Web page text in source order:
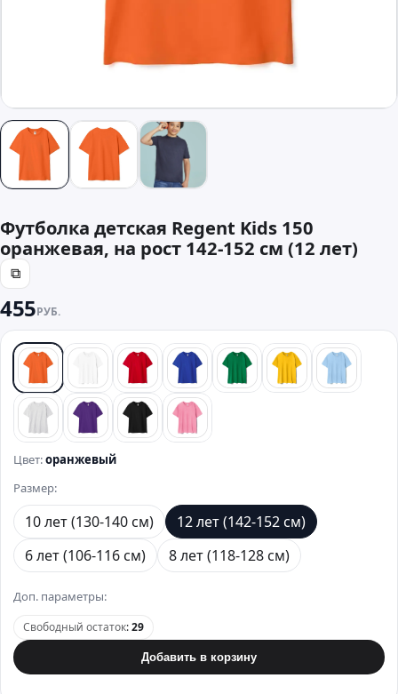
Футболка детская Regent Kids 150
оранжевая, на рост 142-152 см (12 лет)
⧉
455РУБ.
оранжевый
белый красныйсиний зеленыйжелтыйголубой
светлый меланж
фиолетовый
черныйрозовый
Цвет:оранжевый
Размер:
10 лет (130-140 см)
12 лет (142-152 см)
6 лет (106-116 см)
8 лет (118-128 см)
Доп. параметры:
Свободный остаток:29
Добавить в корзину